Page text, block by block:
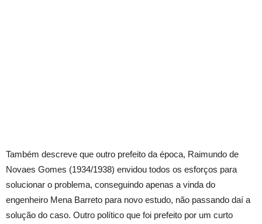
Também descreve que outro prefeito da época, Raimundo de
Novaes Gomes (1934/1938) envidou todos os esforços para
solucionar o problema, conseguindo apenas a vinda do
engenheiro Mena Barreto para novo estudo, não passando daí a
solução do caso. Outro político que foi prefeito por um curto